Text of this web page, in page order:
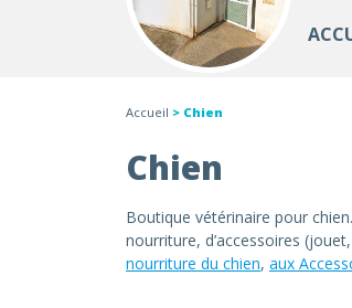
Accueil > Chien
Chien
Boutique vétérinaire pour
nourriture, d’accessoires
nourriture du chien, aux